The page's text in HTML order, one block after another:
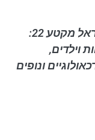
יער אשתאול ודרך בורמה-שביל ישראל מקטע 22:
וילדים,
ונופים